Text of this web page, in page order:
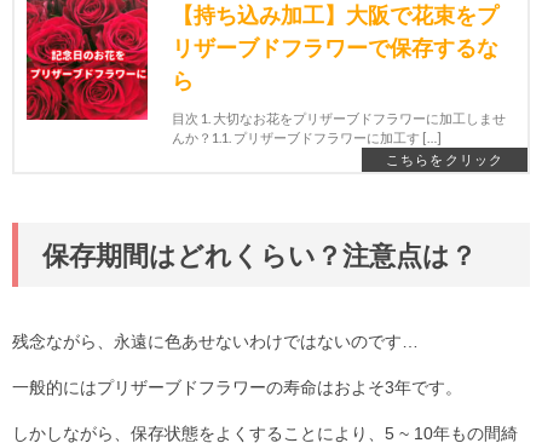
【持ち込み加工】大阪で花束をプ
リザーブドフラワーで保存するな
ら
目次 1. 大切なお花をプリザーブドフラワーに加工しませ
んか？1.1. プリザーブドフラワーに加工す […]
保存期間はどれくらい？注意点は？
残念ながら、永遠に色あせないわけではないのです…
一般的にはプリザーブドフラワーの寿命はおよそ3年です。
しかしながら、保存状態をよくすることにより、5 ~ 10年もの間綺